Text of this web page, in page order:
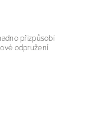
přizpůsobí
odpružení